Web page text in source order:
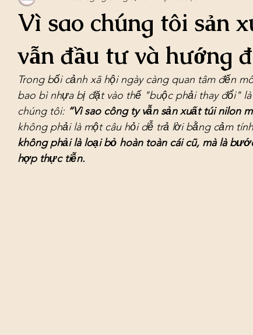
Vì sao chúng tôi sản
vẫn đầu tư và hướng
Trong bối cảnh xã hội ngày càng quan tâm đến
bao bì nhựa bị đặt vào thế "buộc phải thay đổi"
chúng tôi: “Vì sao công ty vẫn sản xuất túi nilon
không phải là một câu hỏi dễ trả lời bằng cảm
không phải là loại bỏ hoàn toàn cái cũ, mà là
hợp thực tiễn.